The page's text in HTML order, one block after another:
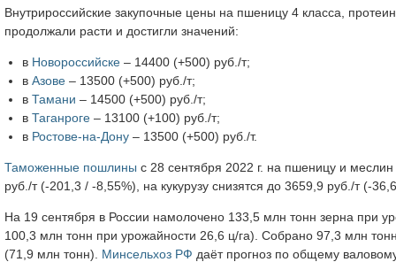
Внутрироссийские закупочные цены на пшеницу 4 класса,
продолжали расти и достигли значений:
в Новороссийске – 14400 (+500) руб./т;
в Азове – 13500 (+500) руб./т;
в Тамани – 14500 (+500) руб./т;
в Таганроге – 13100 (+100) руб./т;
в Ростове-на-Дону– 13500 (+500) руб./т.
Таможенные пошлины c 28 сентября 2022 г. на пшеницу и
руб./т (-201,3 / -8,55%), на кукурузу снизятся до 3659,9 руб./т (-
На 19 сентября в России намолочено 133,5 млн тонн зерна при
100,3 млн тонн при урожайности 26,6 ц/га). Собрано 97,3 млн
(71,9 млн тонн). Минсельхоз РФ даёт прогноз по общему